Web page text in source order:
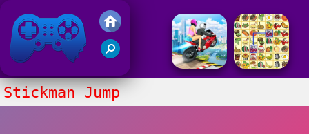
Gry Friv 5
Stickman Jump